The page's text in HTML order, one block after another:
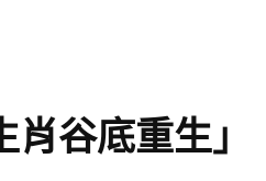
肖谷底重生